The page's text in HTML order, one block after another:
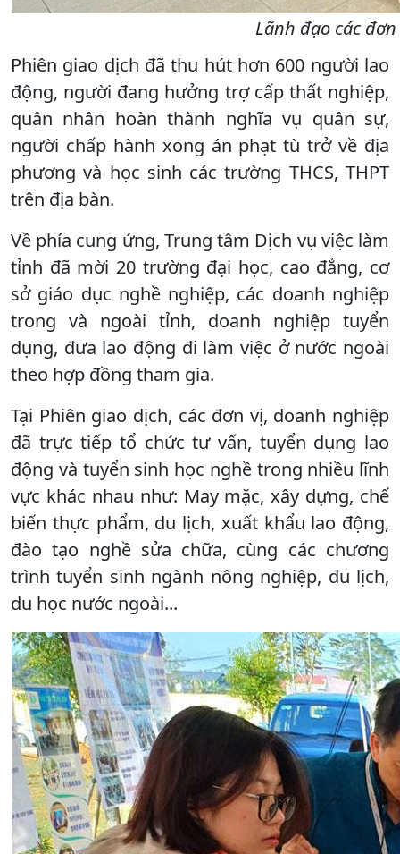
Lãnh đạo các
Phiên giao dịch đã thu hút hơn 600 người lao
động, người đang hưởng trợ cấp thất nghiệp,
quân nhân hoàn thành nghĩa vụ quân sự,
người chấp hành xong án phạt tù trở về địa
phương và học sinh các trường THCS, THPT
trên địa bàn.
Về phía cung ứng, Trung tâm Dịch vụ việc làm
tỉnh đã mời 20 trường đại học, cao đẳng, cơ
sở giáo dục nghề nghiệp, các doanh nghiệp
trong và ngoài tỉnh, doanh nghiệp tuyển
dụng, đưa lao động đi làm việc ở nước ngoài
theo hợp đồng tham gia.
Tại Phiên giao dịch, các đơn vị, doanh nghiệp
đã trực tiếp tổ chức tư vấn, tuyển dụng lao
động và tuyển sinh học nghề trong nhiều lĩnh
vực khác nhau như: May mặc, xây dựng, chế
biến thực phẩm, du lịch, xuất khẩu lao động,
đào tạo nghề sửa chữa, cùng các chương
trình tuyển sinh ngành nông nghiệp, du lịch,
du học nước ngoài...